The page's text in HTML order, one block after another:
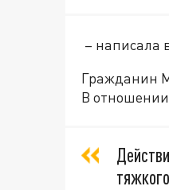
– написала
Гражданин
В отношении